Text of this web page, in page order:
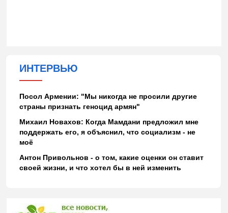
ИНТЕРВЬЮ
Посол Армении: "Мы никогда не просили другие
страны признать геноцид армян"
Михаил Новахов: Когда Мамдани предложил мне
поддержать его, я объяснил, что социализм - не
моё
Антон Привольнов - о том, какие оценки он ставит
своей жизни, и что хотел бы в ней изменить